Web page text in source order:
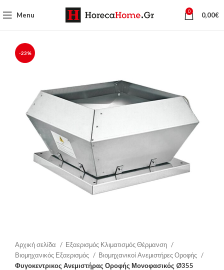
Menu 0 0,00€
-23%
Αρχική σελίδα
Εξαερισμός Κλιματισμός Θέρμανση
Βιομηχανικός Εξαερισμός
Βιομηχανικοί Ανεμιστήρες Οροφής
Φυγοκεντρικος Ανεμιστήρας Οροφής Μονοφασικός Ø355